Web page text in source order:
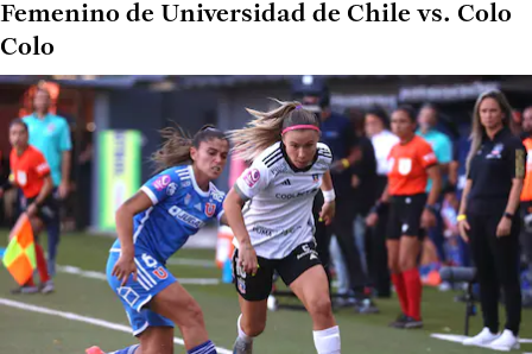
Femenino de Universidad de Chile vs. Colo
Colo